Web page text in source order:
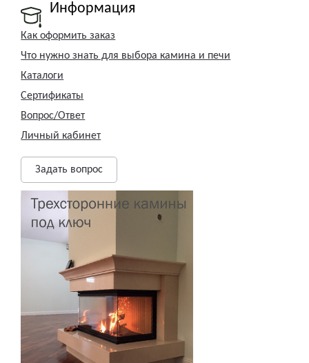
Информация
Как оформить заказ
Что нужно знать для выбора камина и печи
Каталоги
Сертификаты
Вопрос/Ответ
Личный кабинет
Задать вопрос